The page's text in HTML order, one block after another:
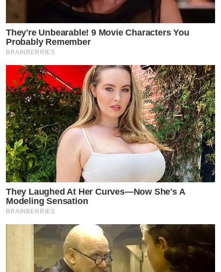
โฟมล้างหน้า24พลัส หนึ่งเดียวที่มีเซรั่มสาหร่ายตัวท๊อป
มาสต์ทิ้งไว้30วิ ป้องกันสิว
แล้วล้างออก เติมเซรั่มเข้มข้น 24พลัส ป้องกันเหี่ยว
หลังจากนั้นทาครีมกันแดด24พลัส ป้องกันแสงยูวีและแสง
สีฟ้า
ใช้3ผลิตภัณฑ์นี้ ควบคู่ผิวหน้าของคุณจะเปลี่ยนไปทันทีที่
ใช้ครั้งแรก ใช้ดีแล้วบอกต่อคนที่รัก
กดลิ้งค์รับข้อมูล โฟมเซรั่ม และครีมกันแดดและเซรั่มเข้ม
ข้นเพิ่มเติ่มได้ที่ Link ด้านล่าง
https://24plusthailand.com/
อ่านเพิ่ม
They're Unbearable! 9 Movie Characters You
Probably Remember
BRAINBERRIES
They Laughed At Her Curves—Now She's A
Modeling Sensation
BRAINBERRIES